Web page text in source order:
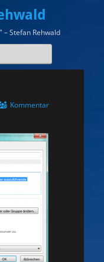
– Stefan Rehwald
Kommentar